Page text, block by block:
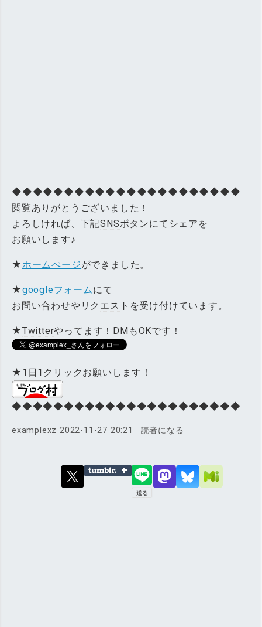
◆◆◆◆◆◆◆◆◆◆◆◆◆◆◆◆◆◆◆◆◆◆
閲覧ありがとうございました！
よろしければ、下記SNSボタンにてシェアを
お願いします♪
★ホームぺージができました。
★googleフォームにて
お問い合わせやリク エス トを受け付けています。
★Twitterやってます！DMもOKです！
★1日1クリックお願いします！
◆◆◆◆◆◆◆◆◆◆◆◆◆◆◆◆◆◆◆◆◆◆
examplexz 2022-11-27 20:21 読者になる